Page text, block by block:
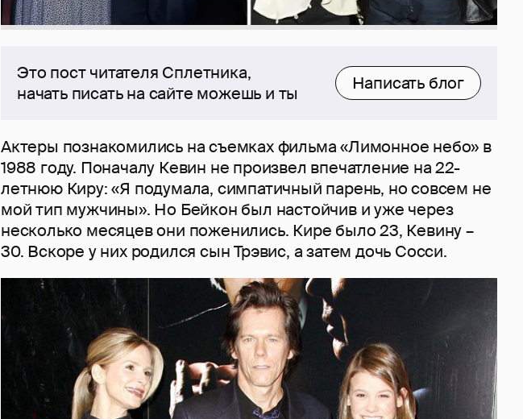
Это пост читателя Сплетника,
начать писать на сайте можешь и ты
Написать блог
Актеры познакомились на съемках фильма «Лимонное небо» в
1988 году. Поначалу Кевин не произвел впечатление на 22-
летнюю Киру: «Я подумала, симпатичный парень, но совсем не
мой тип мужчины». Но Бейкон был настойчив и уже через
несколько месяцев они поженились. Кире было 23, Кевину –
30. Вскоре у них родился сын Трэвис, а затем дочь Сосси.